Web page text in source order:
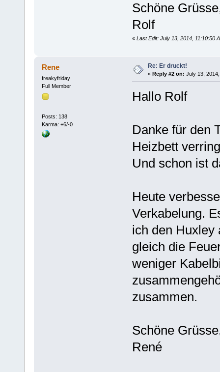
Schöne
Rolf
« Last Edit: July 13, 2014, 11:10:50
Rene
freakyfriday
Full Member
Posts: 138
Karma: +6/-0
Re: Er druckt!
« Reply #2 on: July 13,
Hallo Rolf
Danke für den
Heizbett
Und schon ist
Heute
Verkabelung.
ich den Huxley
gleich die
weniger
zusammen.
Schöne
René